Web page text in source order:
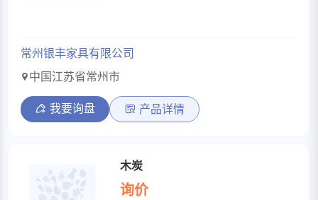
常州银丰家具有限公司
中国江苏省常州市
我要询盘 产品详情
木炭
询价